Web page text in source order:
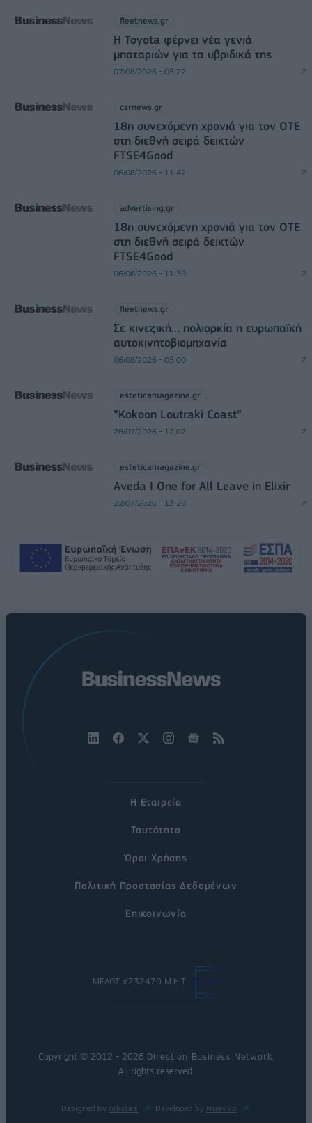
fleetnews.gr
Η Toyota φέρνει νέα γενιά
μπαταριών για τα υβριδικά της
07/08/2026 - 05:22
csrnews.gr
18η συνεχόμενη χρονιά για τον ΟΤΕ
στη διεθνή σειρά δεικτών
FTSE4Good
06/08/2026 - 11:42
advertising.gr
18η συνεχόμενη χρονιά για τον ΟΤΕ
στη διεθνή σειρά δεικτών
FTSE4Good
06/08/2026 - 11:39
fleetnews.gr
Σε κινεζική… πολιορκία η ευρωπαϊκή
αυτοκινητοβιομηχανία
06/08/2026 - 05:00
esteticamagazine.gr
“Kokoon Loutraki Coast”
28/07/2026 - 12:07
esteticamagazine.gr
Aveda I One for All Leave in Elixir
22/07/2026 - 13:20
Η Εταιρεία
Ταυτότητα
Όροι Χρήσης
Πολιτική Προστασίας Δεδομένων
Επικοινωνία
ΜΕΛΟΣ #232470 Μ.Η.Τ.
Copyright © 2012 - 2026 Direction Business Network
All rights reserved.
Designed by nikolas Developed by Nuevvo